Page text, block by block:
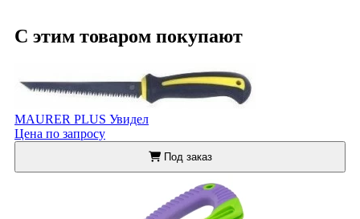
С этим товаром покупают
MAURER PLUS Увидел
Цена по запросу
Под заказ